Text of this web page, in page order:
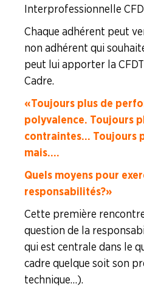
Pourquoi
adhérer ?
Interprofessionnelle
Chaque adhérent peut
non adhérent qui
peut lui apporter la
Cadre.
« Toujours plus de
polyvalence. Toujours
contraintes… Toujours
mais….
Quels moyens pour
responsabilités ? »
Cette première
question de la
qui est centrale dans le
cadre quelque soit son
technique…).